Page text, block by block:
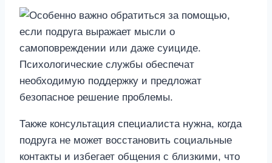
Также консультация специалиста нужна, когда
подруга не может восстановить социальные
контакты и избегает общения с близкими, что